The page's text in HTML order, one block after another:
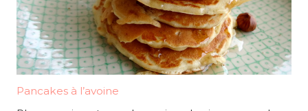
Pancakes à l’avoine